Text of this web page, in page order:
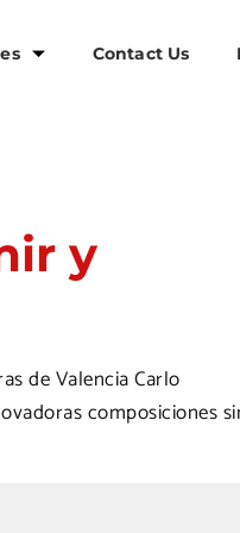
Contact Us
y
de Valencia Carlo
composiciones